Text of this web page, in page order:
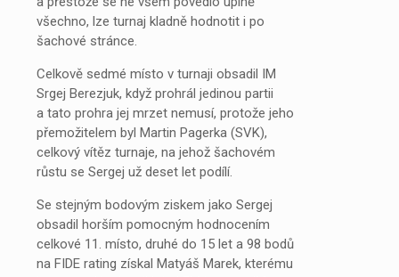
všechno, lze turnaj kladně hodnotit i po
šachové stránce.
Celkově sedmé místo v turnaji obsadil IM
Srgej Berezjuk, když prohrál jedinou partii
a tato prohra jej mrzet nemusí, protože jeho
přemožitelem byl Martin Pagerka (SVK),
celkový vítěz turnaje, na jehož šachovém
růstu se Sergej už deset let podílí.
Se stejným bodovým ziskem jako Sergej
obsadil horším pomocným hodnocením
celkové 11. místo, druhé do 15 let a 98 bodů
na FIDE rating získal Matyáš Marek, kterému